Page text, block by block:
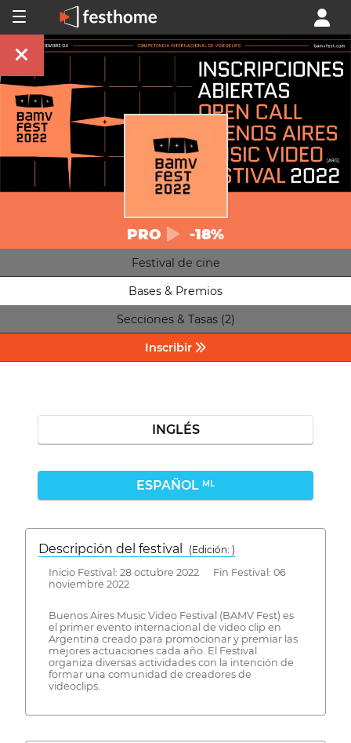
PRO -18%
Festival de cine
Bases & Premios
Secciones & Tasas (2)
Inscribir
INGLÉS
ESPAÑOL ML
Descripción del festival
( Edición: )
Inicio Festival: 28 octubre 2022 Fin Festival: 06
noviembre 2022
Buenos Aires Music Video Festival (BAMV Fest) es
el primer evento internacional de video clip en
Argentina creado para promocionar y premiar las
mejores actuaciones cada año. El Festival
organiza diversas actividades con la intención de
formar una comunidad de creadores de
videoclips.